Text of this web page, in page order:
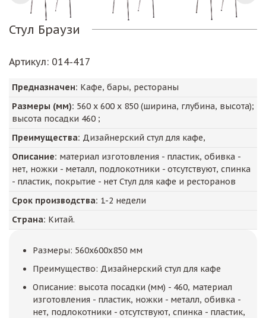
Стул Браузи
Артикул: 014-417
Предназначен: Кафе, бары, рестораны
Размеры (мм): 560 х 600 х 850 (ширина, глубина, высота);
высота посадки 460 ;
Преимущества: Дизайнерский стул для кафе,
Описание: материал изготовления - пластик, обивка -
нет, ножки - металл, подлокотники - отсутствуют, спинка
- пластик, покрытие - нет Стул для кафе и ресторанов
Срок производства: 1-2 недели
Страна: Китай.
Размеры: 560x600x850 мм
Преимущество: Дизайнерский стул для кафе
Описание: высота посадки (мм) - 460, материал
изготовления - пластик, ножки - металл, обивка -
нет, подлокотники - отсутствуют, спинка - пластик,